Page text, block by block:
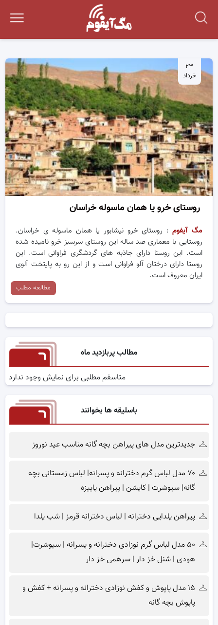
۲۳
خرداد
روستای خرو یا همان ماسوله خراسان
مگ آیفوم : روستای خرو نیشابور یا همان ماسوله ی خراسان.
روستایی با معماری صد ساله این روستای سرسبز خرو نامیده شده
است. این روستا دارای جاذبه های گردشگری فراوانی است. این
روستا دارای درختان آلو فراوانی است و از این رو به پایتخت آلوی
ایران معروف است.
مطالعه مطلب
مطالب پربازدید ماه
متاسفم مطلبی برای نمایش وجود ندارد
باسلیقه ها بخوانند
جدیدترین مدل های پیراهن بچه گانه مناسب عید نوروز
۷۰ مدل لباس گرم دخترانه و پسرانه| لباس زمستانی بچه
گانه| سیوشرت | کاپشن | پیراهن پاییزه
پیراهن یلدایی دخترانه | لباس دخترانه قرمز | شب یلدا
۵۰ مدل لباس گرم نوزادی دخترانه و پسرانه | سیوشرت|
هودی | شنل خز دار | سرهمی خز دار
۱۵ مدل پاپوش و کفش نوزادی دخترانه و پسرانه + کفش و
پاپوش بچه گانه